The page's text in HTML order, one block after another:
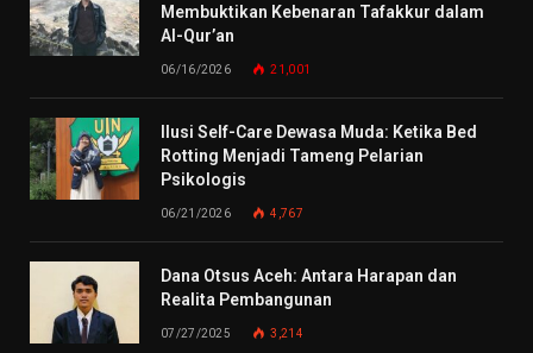
Membuktikan Kebenaran Tafakkur dalam
Al-Qur’an
06/16/2026 21,001
Ilusi Self-Care Dewasa Muda: Ketika Bed
Rotting Menjadi Tameng Pelarian
Psikologis
06/21/2026 4,767
Dana Otsus Aceh: Antara Harapan dan
Realita Pembangunan
07/27/2025 3,214